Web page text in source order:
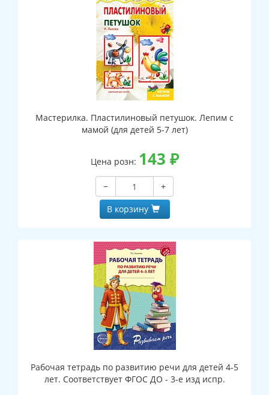
Мастерилка. Пластилиновый петушок. Лепим с
мамой (для детей 5-7 лет)
Цена розн: 143 ₽
−
+
В корзину
Рабочая тетрадь по развитию речи для детей 4-5
лет. Соответствует ФГОС ДО - 3-е изд испр.